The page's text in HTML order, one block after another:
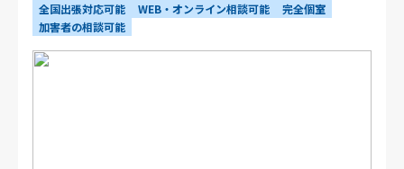
全国出張対応可能
WEB・オンライン相談可能
完全個室
加害者の相談可能